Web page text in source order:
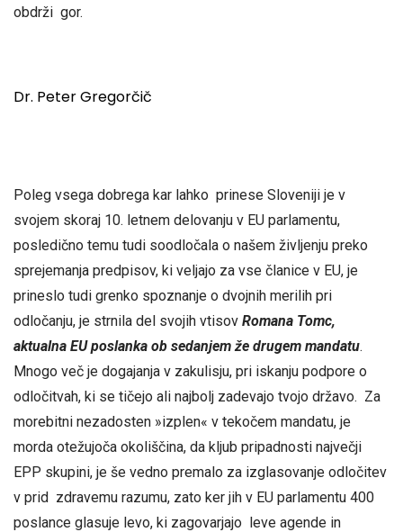
obdrži gor.
Dr. Peter Gregorčič
Poleg vsega dobrega kar lahko prinese Sloveniji je v
svojem skoraj 10. letnem delovanju v EU parlamentu,
posledično temu tudi soodločala o našem življenju preko
sprejemanja predpisov, ki veljajo za vse članice v EU, je
prineslo tudi grenko spoznanje o dvojnih merilih pri
odločanju, je strnila del svojih vtisov Romana Tomc,
aktualna EU poslanka ob sedanjem že drugem mandatu.
Mnogo več je dogajanja v zakulisju, pri iskanju podpore o
odločitvah, ki se tičejo ali najbolj zadevajo tvojo državo. Za
morebitni nezadosten »izplen« v tekočem mandatu, je
morda otežujoča okoliščina, da kljub pripadnosti največji
EPP skupini, je še vedno premalo za izglasovanje odločitev
v prid zdravemu razumu, zato ker jih v EU parlamentu 400
poslance glasuje levo, ki zagovarjajo leve agende in